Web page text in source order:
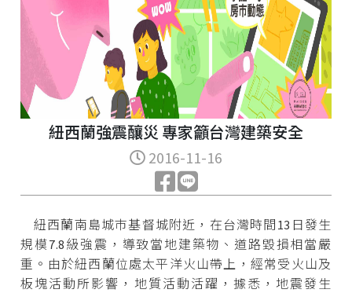
紐西蘭強震釀災 專家籲台灣建築安全
2016-11-16
紐西蘭南島城巿基督城附近，在台灣時間13日發生
規模7.8級強震，導致當地建築物、道路毀損相當嚴
重。由於紐西蘭位處太平洋火山帶上，經常受火山及
板塊活動所影響，地質活動活躍，據悉，地震發生